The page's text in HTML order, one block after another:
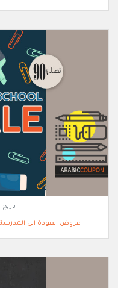
تاريخ
عروض العودة الى المدرسة مع